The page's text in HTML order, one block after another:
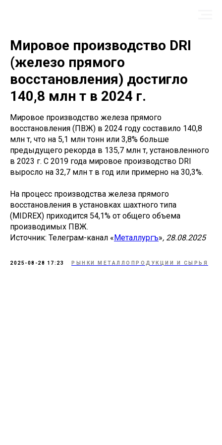
Мировое производство DRI
(железо прямого
восстановления) достигло
140,8 млн т в 2024 г.
Мировое производство железа прямого
восстановления (ПВЖ) в 2024 году составило 140,8
млн т, что на 5,1 млн тонн или 3,8% больше
предыдущего рекорда в 135,7 млн т, установленного
в 2023 г. С 2019 года мировое производство DRI
выросло на 32,7 млн т в год или примерно на 30,3%.
На процесс производства железа прямого
восстановления в установках шахтного типа
(MIDREX) приходится 54,1% от общего объема
производимых ПВЖ.
Источник: Телеграм-канал «Металлургъ», 28.08.2025
2025-08-28 17:23 РЫНКИ МЕТАЛЛОПРОДУКЦИИ И СЫРЬЯ